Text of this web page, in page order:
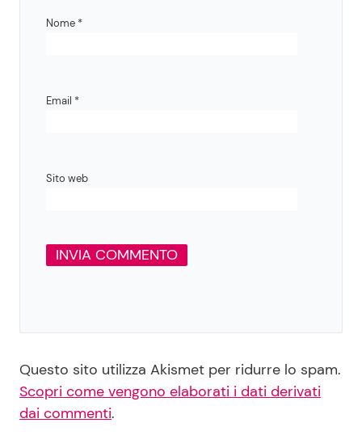
Nome *
Email *
Sito web
Questo sito utilizza Akismet per ridurre lo spam.
Scopri come vengono elaborati i dati derivati
dai commenti.